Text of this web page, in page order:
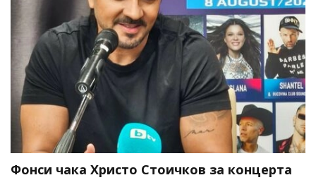
Фонси чака Христо Стоичков за концерта